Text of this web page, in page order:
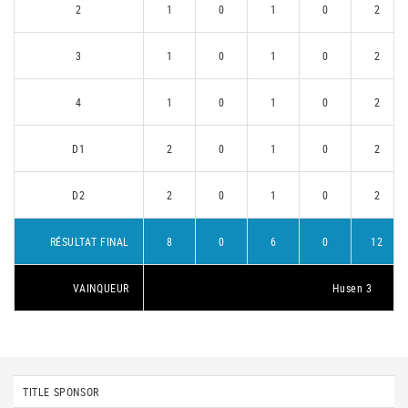
2 1 0 1 0 2
3 1 0 1 0 2
4 1 0 1 0 2
D1 2 0 1 0 2
D2 2 0 1 0 2
RÉSULTAT FINAL 8 0 6 0 12
VAINQUEUR Husen 3
TITLE SPONSOR